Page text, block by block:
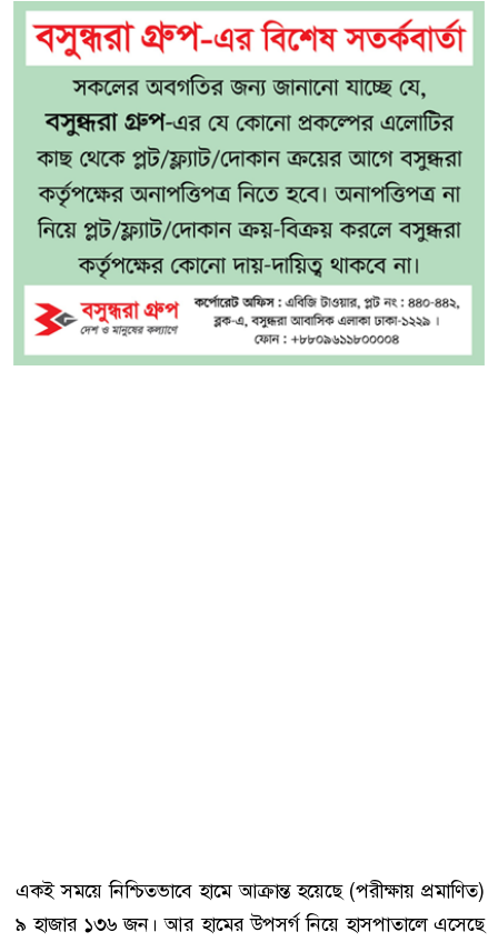
একই সময়ে নিশ্চিতভাবে হামে আক্রান্ত হয়েছে (পরীক্ষায় প্রমাণিত)
৯ হাজার ১৩৬ জন। আর হামের উপসর্গ নিয়ে হাসপাতালে এসেছে